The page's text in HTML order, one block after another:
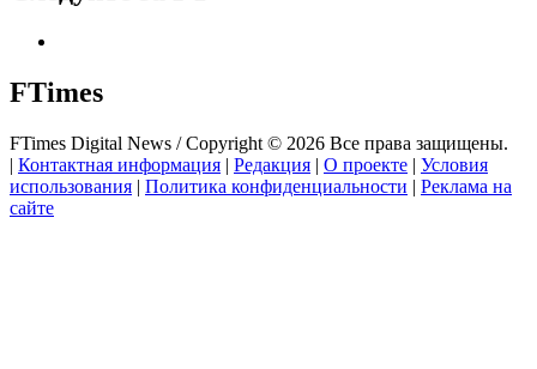
FTimes
FTimes Digital News / Copyright © 2026 Все права защищены.
| Контактная информация | Редакция | О проекте | Условия
использования | Политика конфиденциальности | Реклама на
сайте